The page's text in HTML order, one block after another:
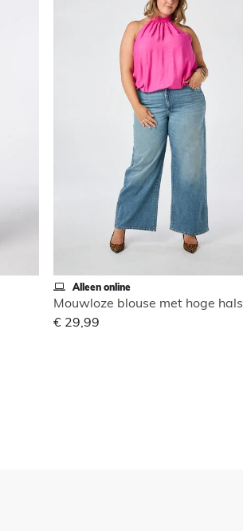
Alleen online
Mouwloze blouse met hoge hals
€ 29,99